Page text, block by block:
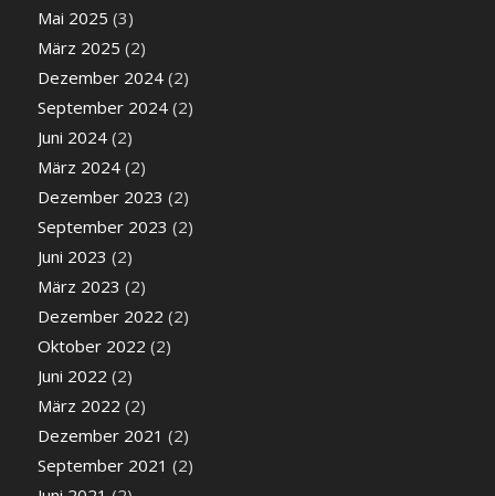
Mai 2025 (3)
März 2025 (2)
Dezember 2024(2)
September 2024(2)
Juni 2024(2)
März 2024(2)
Dezember 2023 (2)
September 2023 (2)
Juni 2023 (2)
März 2023 (2)
Dezember 2022 (2)
Oktober 2022 (2)
Juni 2022 (2)
März 2022 (2)
Dezember 2021 (2)
September 2021 (2)